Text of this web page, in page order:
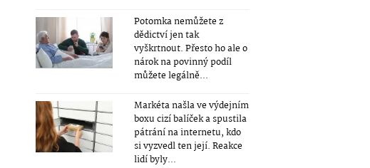
Potomka nemůžete z
dědictví jen tak
vyškrtnout. Přesto ho ale o
nárok na povinný podíl
můžete legálně...
Markéta našla ve výdejním
boxu cizí balíček a spustila
pátrání na internetu, kdo
si vyzvedl ten její. Reakce
lidí byly...